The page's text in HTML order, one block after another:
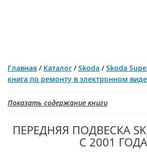
Главная / Каталог /Skoda /Skoda
книга по ремонту в электронном виде
Показать содержание книги
ПЕРЕДНЯЯ ПОДВЕСКА
С 2001 ГОДА